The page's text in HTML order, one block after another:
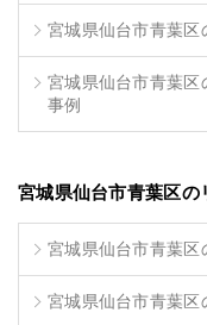
宮城県仙台市青葉区
宮城県仙台市青葉区
事例
宮城県仙台市青葉区
宮城県仙台市青葉区
宮城県仙台市青葉区